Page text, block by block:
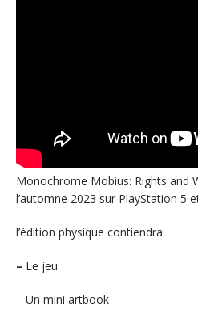
Monochrome Mobius: Rights and
l’automne 2023 sur PlayStation 5
l’édition physique contiendra:
– Le jeu
– Un mini artbook